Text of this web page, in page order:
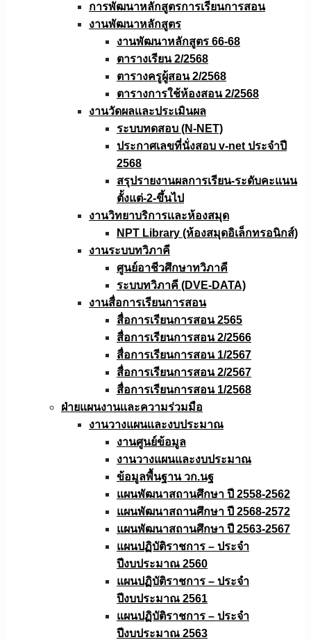
การพัฒนาหลักสูตรการเรียนการสอน
งานพัฒนาหลักสูตร
งานพัฒนาหลักสูตร 66-68
ตารางเรียน 2/2568
ตารางครูผู้สอน 2/2568
ตารางการใช้ห้องสอน 2/2568
งานวัดผลเเละประเมินผล
ระบบทดสอบ (N-NET)
ประกาศเลขที่นั่งสอบ v-net ประจำปี
2568
สรุปรายงานผลการเรียน-ระดับคะแนน
ตั้งแต่-2-ขึ้นไป
งานวิทยาบริการเเละห้องสมุด
NPT Library (ห้องสมุดอิเล็กทรอนิกส์)
งานระบบทวิภาคี
ศูนย์อาชีวศึกษาทวิภาคี
ระบบทวิภาคี (DVE-DATA)
งานสื่อการเรียนการสอน
สื่อการเรียนการสอน 2565
สื่อการเรียนการสอน 2/2566
สื่อการเรียนการสอน 1/2567
สื่อการเรียนการสอน 2/2567
สื่อการเรียนการสอน 1/2568
ฝ่ายแผนงานเเละความร่วมมือ
งานวางแผนเเละงบประมาณ
งานศูนย์ข้อมูล
งานวางแผนและงบประมาณ
ข้อมูลพื้นฐาน วก.นฐ
แผนพัฒนาสถานศึกษา ปี 2558-2562
แผนพัฒนาสถานศึกษา ปี 2568-2572
แผนพัฒนาสถานศึกษา ปี 2563-2567
แผนปฏิบัติราชการ – ประจำ
ปีงบประมาณ 2560
แผนปฏิบัติราชการ – ประจำ
ปีงบประมาณ 2561
แผนปฏิบัติราชการ – ประจำ
ปีงบประมาณ 2563